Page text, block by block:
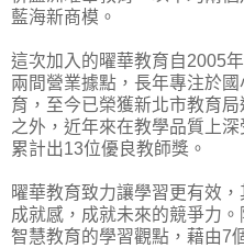
藍海新商模。
這次加入的曜華教育自2005
兩間營業據點，長年專注於
育，至今已榮獲新北市教育
之外，近年來在教學品質上
累計出13位優良教師獎。
曜華教育致力讓學習更有效
成就感，成就未來的競爭力
智慧教育的學習觀點，藉由7